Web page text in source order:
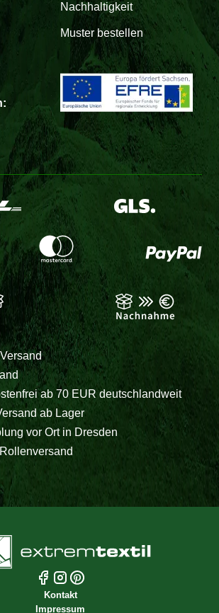
Nachhaltigkeit
Muster bestellen
ab 70 EUR deutschlandweit
ab Lager
vor Ort in Dresden
Kontakt
Impressum